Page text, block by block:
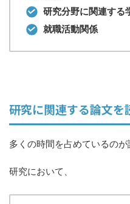
研究分野に関連する
就職活動関係
研究に関連する論文を
多くの時間を占めているのが
研究において、